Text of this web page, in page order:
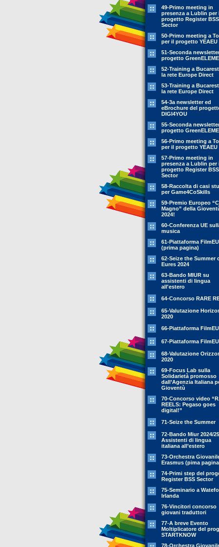
49-Primo meeting in
presenza a Lublin per
progetto Register BSS
Sector
50-Primo meeting a
per il progetto YEAEU
51-Seconda
progetto
52-Training a
la rete Europe Direct
53-Training a
la rete Europe Direct
54-3a newsletter ed
eBrochure del
DIGI4YOU
55-Seconda
progetto
56-Primo meeting a
per il progetto YEAEU
57-Primo meeting in
presenza a Lublin per
progetto Register BSS
Sector
58-Raccolta di casi
per Game4CoSkills
59-Premio Europeo
Magno” della
2024!
60-Conferenza UE
musica
61-Piattaforma FilmEU
(prima pagina)
62-Seize the Summer
Eures 2024
63-Bando MIUR su
assistenti di lingua
all'estero
64-Concorso RARE
65-Valutazione
2020
66-Piattaforma FilmEU
67-Piattaforma FilmEU
68-Valutazione
2020
69-Focus Lab sulla
Solidarietà promosso
dall’Agenzia Italiana
Gioventù
70-Concorso video
REELS: Pegaso goes
digital!”
71-Seize the Summer
72-Bando Miur 2024/
Assistenti di lingua
italiana all’estero
73-Orchestra
Erasmus (pima
74-Primi step del
Register BSS Sector
75-Seminario a
Irlanda
76-Vincitori concorso
giovani traduttori
77-A breve Evento
Moltiplicatore del
STARTKNOW
78-Orchestra